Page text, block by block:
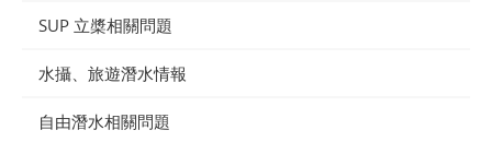
SUP 立槳相關問題
水攝、旅遊潛水情報
自由潛水相關問題